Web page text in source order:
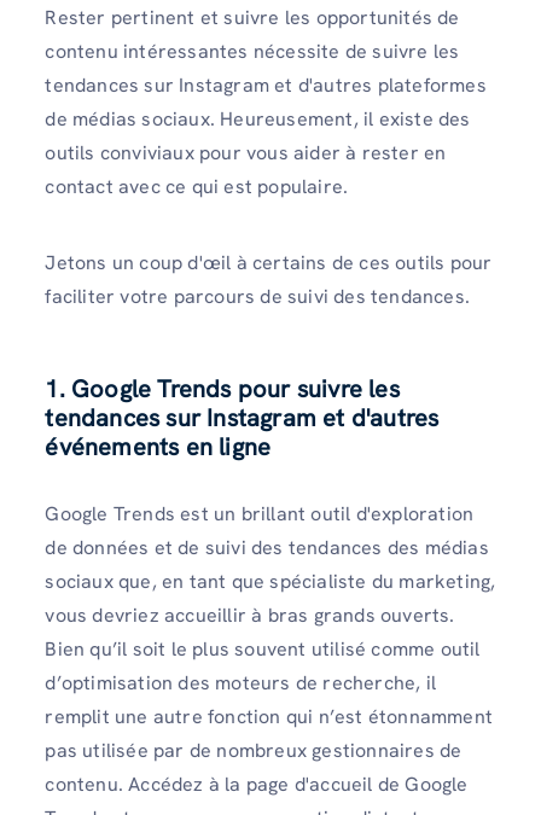
Rester pertinent et suivre les opportunités de
contenu intéressantes nécessite de suivre les
tendances sur Instagram et d'autres plateformes
de médias sociaux. Heureusement, il existe des
outils conviviaux pour vous aider à rester en
contact avec ce qui est populaire.
Jetons un coup d'œil à certains de ces outils pour
faciliter votre parcours de suivi des tendances.
1. Google Trends pour suivre les
tendances sur Instagram et d'autres
événements en ligne
Google Trends est un brillant outil d'exploration
de données et de suivi des tendances des médias
sociaux que, en tant que spécialiste du marketing,
vous devriez accueillir à bras grands ouverts.
Bien qu’il soit le plus souvent utilisé comme outil
d’optimisation des moteurs de recherche, il
remplit une autre fonction qui n’est étonnamment
pas utilisée par de nombreux gestionnaires de
contenu. Accédez à la page d'accueil de Google